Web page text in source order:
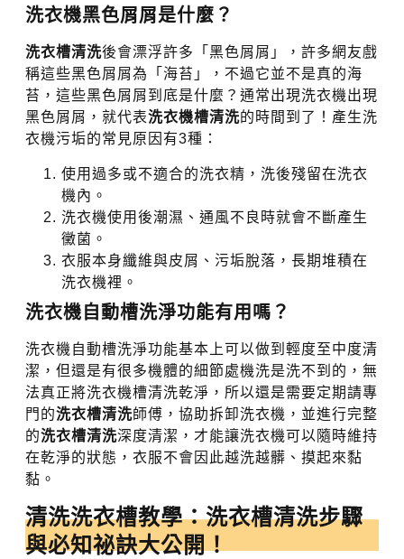
洗衣機黑色屑屑是什麼？
洗衣槽清洗後會漂浮許多「黑色屑屑」，許多網友戲
稱這些黑色屑屑為「海苔」，不過它並不是真的海
苔，這些黑色屑屑到底是什麼？通常出現洗衣機出現
黑色屑屑，就代表洗衣機槽清洗的時間到了！產生洗
衣機污垢的常見原因有3種：
使用過多或不適合的洗衣精，洗後殘留在洗衣
機內。
洗衣機使用後潮濕、通風不良時就會不斷產生
黴菌。
衣服本身纖維與皮屑、污垢脫落，長期堆積在
洗衣機裡。
洗衣機自動槽洗淨功能有用嗎？
洗衣機自動槽洗淨功能基本上可以做到輕度至中度清
潔，但還是有很多機體的細節處機洗是洗不到的，無
法真正將洗衣機槽清洗乾淨，所以還是需要定期請專
門的洗衣槽清洗師傅，協助拆卸洗衣機，並進行完整
的洗衣槽清洗深度清潔，才能讓洗衣機可以隨時維持
在乾淨的狀態，衣服不會因此越洗越髒、摸起來黏
黏。
清洗洗衣槽教學：洗衣槽清洗步驟
與必知祕訣大公開！